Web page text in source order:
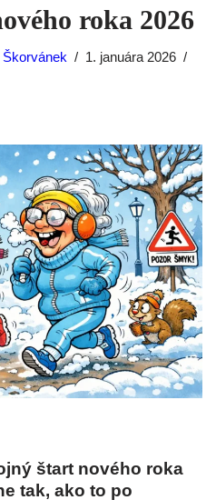
roka 2026
1. januára 2026
štart nového roka
tak, ako to po